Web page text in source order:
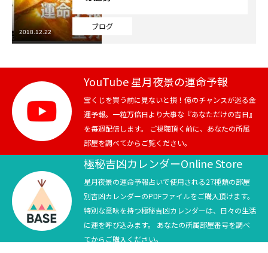
お知らせ
芸能界
テニス
スポーツ
競馬
テニス四大大会・五輪
テニス四大大会・五輪
ブログ
2018.12.22
YouTube 星月夜景の運命予報
宝くじを買う前に見ないと損！億のチャンスが巡る金
運予報。一粒万倍日より大事な『あなただけの吉日』
を毎週配信します。 ご視聴頂く前に、あなたの所属
部屋を調べてからご覧ください。
極秘吉凶カレンダーOnline Store
星月夜景の運命予報占いで使用される27種類の部屋
別吉凶カレンダーのPDFファイルをご購入頂けます。
特別な意味を持つ極秘吉凶カレンダーは、日々の生活
に運を呼び込みます。 あなたの所属部屋番号を調べ
てからご購入ください。